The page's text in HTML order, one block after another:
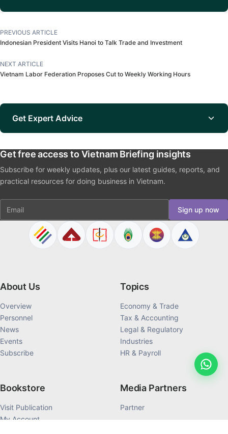
PREVIOUS ARTICLE
Indonesian President Visits Hanoi to Talk Trade and Investment
NEXT ARTICLE
Vietnam Labor Federation Proposes Cut to Weekly Working Hours
Get Expert Advice
Get free access to Vietnam Briefing insights
Subscribe for weekly updates, plus our latest guides, reports, and
practical resources for doing business in Vietnam.
Email Sign up now
About Us
Overview
Personnel
News
Events
Subscribe
Topics
Economy & Trade
Tax & Accounting
Legal & Regulatory
Industries
HR & Payroll
Bookstore
Visit Publication
My Account
Media Partners
Partner